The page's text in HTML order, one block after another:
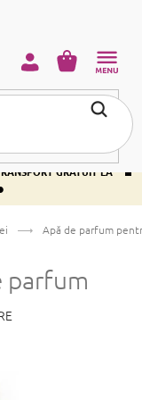
•
TRANSPORT
GRATUIT LA
COŞ
Apă de parfum
parfum